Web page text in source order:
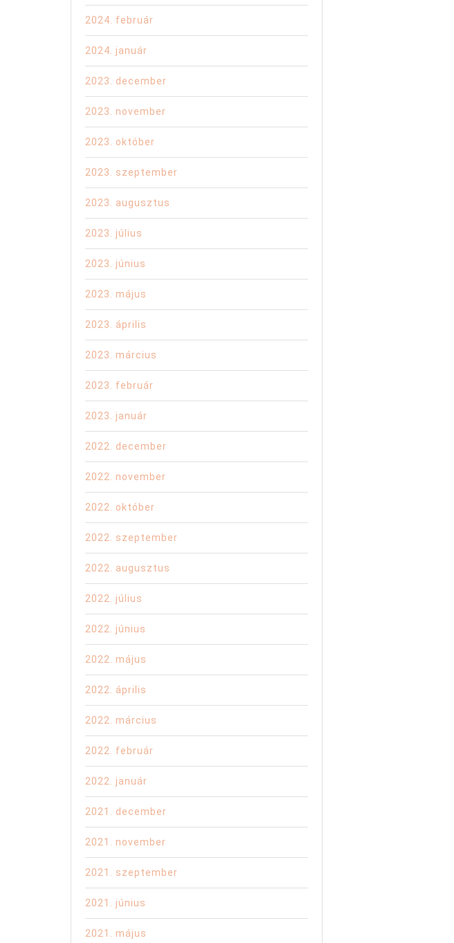
2024. február
2024. január
2023. december
2023. november
2023. október
2023. szeptember
2023. augusztus
2023. július
2023. június
2023. május
2023. április
2023. március
2023. február
2023. január
2022. december
2022. november
2022. október
2022. szeptember
2022. augusztus
2022. július
2022. június
2022. május
2022. április
2022. március
2022. február
2022. január
2021. december
2021. november
2021. szeptember
2021. június
2021. május